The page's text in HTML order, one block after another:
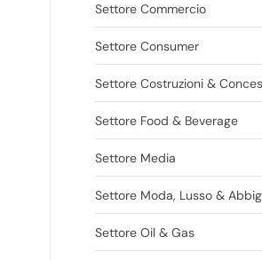
Settore Commercio
Settore Consumer
Settore Costruzioni &
Settore Food & Beverage
Settore Media
Settore Moda, Lusso &
Settore Oil & Gas